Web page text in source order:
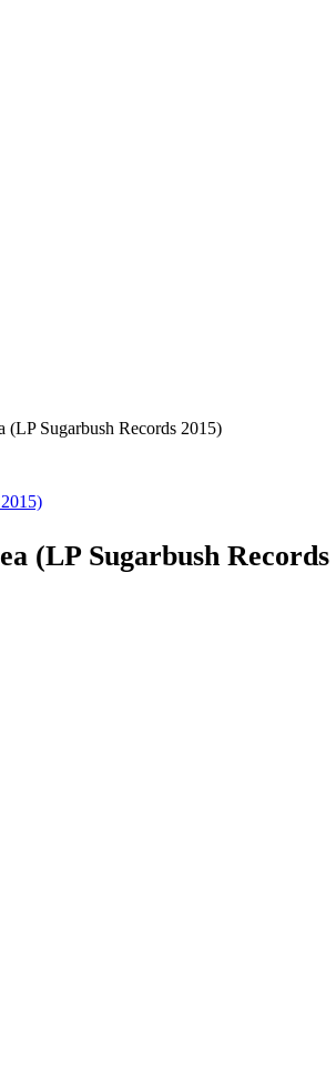
Sugarbush Records 2015)
(LP Sugarbush Records